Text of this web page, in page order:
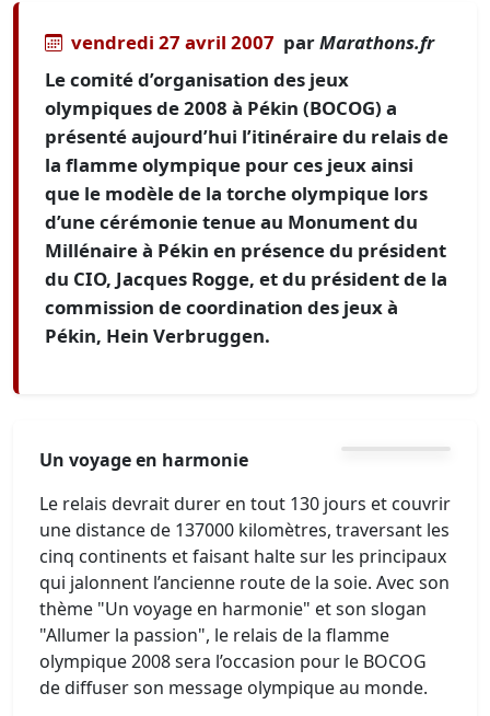
vendredi 27 avril 2007 parMarathons.fr
Le comité d’organisation des jeux
olympiques de 2008 à Pékin (BOCOG) a
présenté aujourd’hui l’itinéraire du relais de
la flamme olympique pour ces jeux ainsi
que le modèle de la torche olympique lors
d’une cérémonie tenue au Monument du
Millénaire à Pékin en présence du président
du CIO, Jacques Rogge, et du président de la
commission de coordination des jeux à
Pékin, Hein Verbruggen.
Un voyage en harmonie
Le relais devrait durer en tout 130 jours et couvrir
une distance de 137000 kilomètres, traversant les
cinq continents et faisant halte sur les principaux
qui jalonnent l’ancienne route de la soie. Avec son
thème "Un voyage en harmonie" et son slogan
"Allumer la passion", le relais de la flamme
olympique 2008 sera l’occasion pour le BOCOG
de diffuser son message olympique au monde.